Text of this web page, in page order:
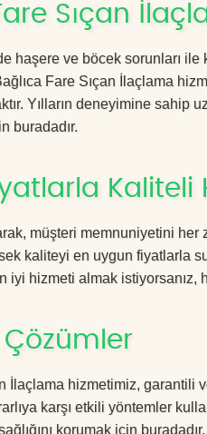
Sıçan
haşere ve böcek sorunları
Fare Sıçan İlaçlama
Yılların deneyimine
buradadır.
Kaliteli
müşteri memnuniyetini her
kaliteyi en uygun fiyatlarla
iyi hizmeti almak istiyorsanız,
İlaçlama hizmetimiz, garantili
karşı etkili yöntemler
korumak için